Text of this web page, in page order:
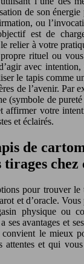
de son
ou
est de
relier à votre
rituel ou
avec
le tapis comme
de l’avenir. Par
(symbole de
affirmer votre
et éclairés.
de
chez
et d’oracle.
physique ou
ses avantages et
le mieux
et qui vous